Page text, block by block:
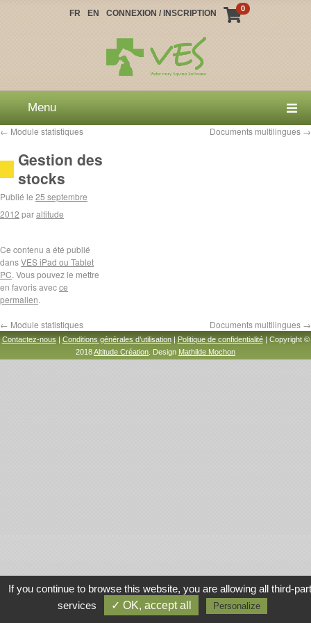
FR EN CONNEXION / INSCRIPTION 0
Menu
← Module statistiques Documents multilingues →
Gestion des
stocks
Publié le 25 septembre
2012 paraltitude
Ce contenu a été publié
dansVES iPad ou Tablet
PC. Vous pouvez le mettre
en favoris avecce
permalien.
← Module statistiques Documents multilingues →
Contactez-nous| Conditions générales d’utilisation|Politique de confidentialité| Copyright ©
2018Altitude Création . Design Mathilde Mochon
If you continue to browse this website, you are allowing all third-
services
✓ OK, accept all Personalize